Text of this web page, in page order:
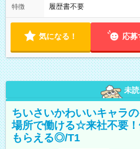
特徴 履歴書不要
気になる！ 応募
未読
ちいさいかわいいキャラ
場所で働ける☆来社不要
もらえる◎/T1